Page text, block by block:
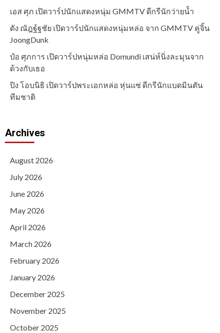
เอส ศุภ เปิดวาร์ปนักแสดงหนุ่ม GMMTV ดีกรีนักว่ายน้ำ
ดัง ณัฎฐ์ฐชัย เปิดวาร์ปนักแสดงหนุ่มหล่อ จาก GMMTV คู่จิ้น
JoongDunk
ป๋อ ศุภการ เปิดวาร์ปหนุ่มหล่อ Domundi เสน่ห์นิ่งละมุนจาก
ด้วงกับเธอ
ปิง โอบนิธิ เปิดวาร์ปพระเอกหล่อ หุ่นแซ่ ดีกรีนักแบดมินตัน
ทีมชาติ
Archives
August 2026
July 2026
June 2026
May 2026
April 2026
March 2026
February 2026
January 2026
December 2025
November 2025
October 2025